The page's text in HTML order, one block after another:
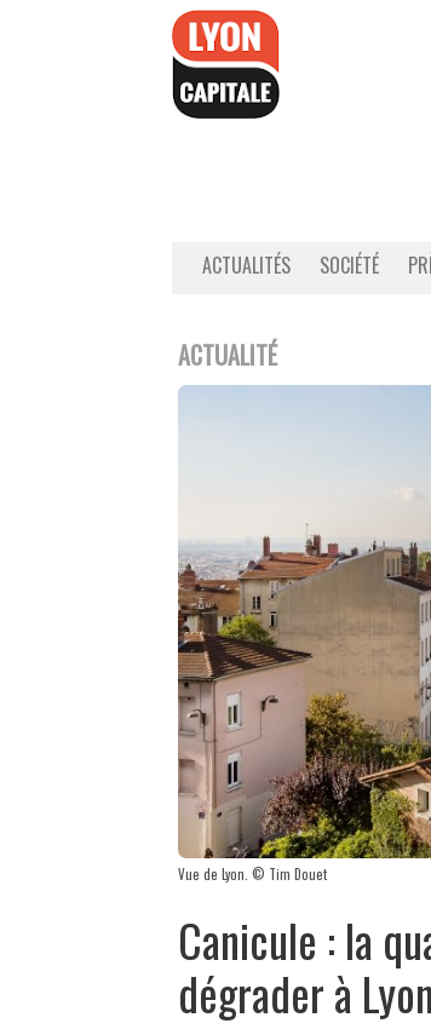
ACTUALITÉS SOCIÉTÉ
ACTUALITÉ
Vue de Lyon. © Tim Douet
Canicule : la
dégrader à Lyon